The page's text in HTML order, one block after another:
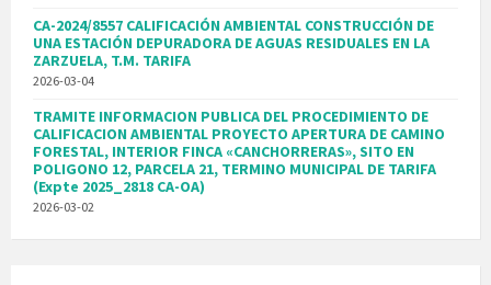
CA-2024/8557 CALIFICACIÓN AMBIENTAL CONSTRUCCIÓN DE
UNA ESTACIÓN DEPURADORA DE AGUAS RESIDUALES EN LA
ZARZUELA, T.M. TARIFA
2026-03-04
TRAMITE INFORMACION PUBLICA DEL PROCEDIMIENTO DE
CALIFICACION AMBIENTAL PROYECTO APERTURA DE CAMINO
FORESTAL, INTERIOR FINCA «CANCHORRERAS», SITO EN
POLIGONO 12, PARCELA 21, TERMINO MUNICIPAL DE TARIFA
(Expte 2025_2818 CA-OA)
2026-03-02